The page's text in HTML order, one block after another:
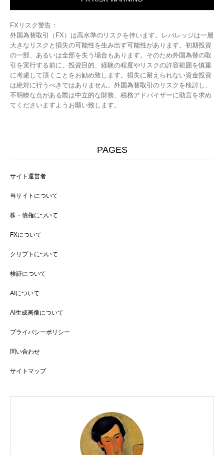
FXリスク警告：
外国為替取引（FX）は高水準のリスクを伴います。レバレッジは一層
大きなリスクと損失の可能性を生み出す可能性があります。初期投資
の一部、あるいは全部を失う場合もあります。そのため外国為替の取
引を実行する前に、投資目的、経験の程度やリスクの許容範囲を慎重
に考慮して頂くことをお勧め致します。損失に耐えられない資金投資
は絶対に行うべきではありません。外国為替取引のリスクを検討し、
不明瞭な点がある際は中立的な財務、税務アドバイザーに助言を求め
てくださいますようお願い致します。
PAGES
サイト運営者
当サイトについて
株・債権について
FXについて
クリプトについて
検証について
AIについて
AI生成画像について
プライバシーポリシー
問い合わせ
サイトマップ